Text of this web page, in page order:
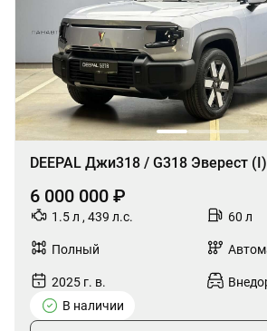
DEEPAL Джи318 / G318 Эверест (I)
6 000 000 ₽
1.5 л , 439 л.с. 60 л
Полный
2025 г. в.
В наличии